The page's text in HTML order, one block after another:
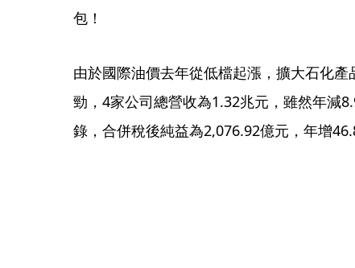
包！
由於國際油價去年從低檔起漲，擴大石化
勁，4家公司總營收為1.32兆元，雖然年減
錄，合併稅後純益為2,076.92億元，年增